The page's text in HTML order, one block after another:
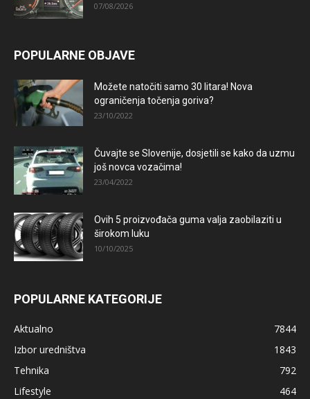
07/08/2026
POPULARNE OBJAVE
Možete natočiti samo 30 litara! Nova
ograničenja točenja goriva?
23/10/2022
Čuvajte se Slovenije, dosjetili se kako da uzmu
još novca vozačima!
23/04/2022
Ovih 5 proizvođača guma valja zaobilaziti u
širokom luku
10/10/2025
POPULARNE KATEGORIJE
Aktualno
7844
Izbor uredništva
1843
Tehnika
792
Lifestyle
464